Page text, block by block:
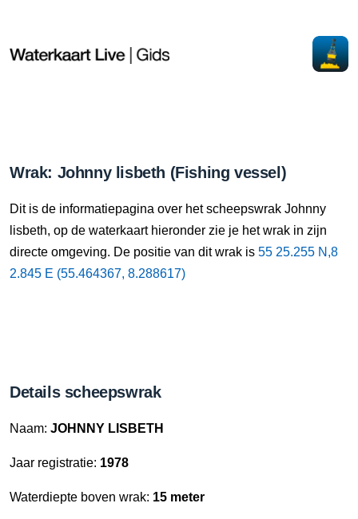
Wrak: Johnny lisbeth (Fishing vessel)
Dit is de informatiepagina over het scheepswrak Johnny
lisbeth, op de waterkaart hieronder zie je het wrak in zijn
directe omgeving. De positie van dit wrak is 55 25.255 N,8
2.845 E (55.464367, 8.288617)
Details scheepswrak
Naam: JOHNNY LISBETH
Jaar registratie: 1978
Waterdiepte boven wrak: 15 meter